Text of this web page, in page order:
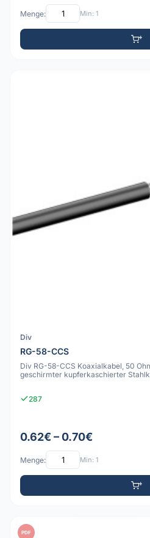
Menge: Min: 1
Div
RG-58-CCS
Div RG-58-CCS Koaxialkabel, 50
geschirmter kupferkaschierter
287
0.62€ – 0.70€
Menge: Min: 1
PDF